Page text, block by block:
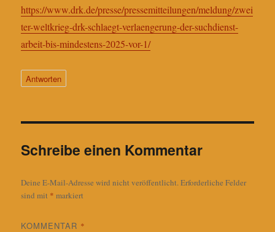
https://www.drk.de/presse/pressemitteilungen/meldung/zwei
ter-weltkrieg-drk-schlaegt-verlaengerung-der-suchdienst-
arbeit-bis-mindestens-2025-vor-1/
Antworten
Schreibe einen Kommentar
Deine E-Mail-Adresse wird nicht veröffentlicht.Erforderliche Felder
sind mit * markiert
KOMMENTAR *